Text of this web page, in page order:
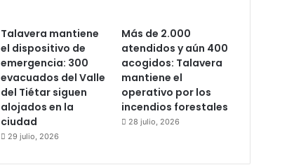
Talavera mantiene
el dispositivo de
emergencia: 300
evacuados del Valle
del Tiétar siguen
alojados en la
ciudad
29 julio, 2026
Más de 2.000
atendidos y aún 400
acogidos: Talavera
mantiene el
operativo por los
incendios forestales
28 julio, 2026